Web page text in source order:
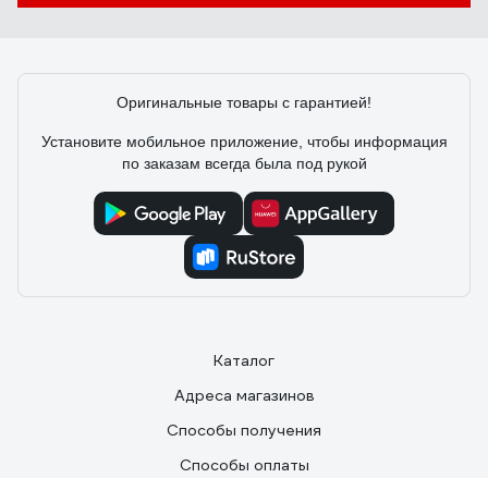
Оригинальные товары с гарантией!
Установите мобильное приложение, чтобы информация
по заказам всегда была под рукой
Каталог
Адреса магазинов
Способы получения
Способы оплаты